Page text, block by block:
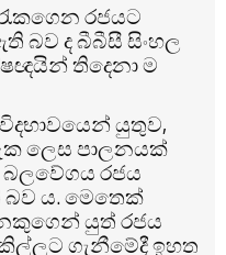
රජයට
බව ද බීබීසී සිංහල
තිදෙනා ම
යුතුව,
ලෙස පාලනයක්
රජය
ය.මෙතෙක්
යුත් රජය
ගැනීමේදී ඉහත